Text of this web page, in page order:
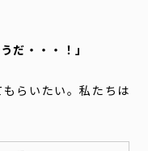
だ・・・！」
らいたい。私たちは